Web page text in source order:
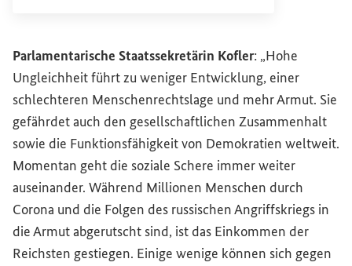
Parlamentarische Staatssekretärin Kofler: „Hohe
Ungleichheit führt zu weniger Entwicklung, einer
schlechteren Menschenrechtslage und mehr Armut. Sie
gefährdet auch den gesellschaftlichen Zusammenhalt
sowie die Funktionsfähigkeit von Demokratien weltweit.
Momentan geht die soziale Schere immer weiter
auseinander. Während Millionen Menschen durch
Corona und die Folgen des russischen Angriffskriegs in
die Armut abgerutscht sind, ist das Einkommen der
Reichsten gestiegen. Einige wenige können sich gegen